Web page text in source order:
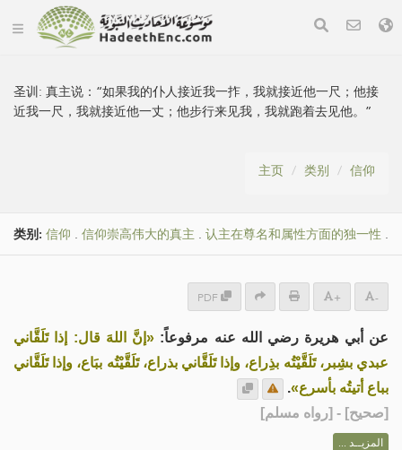
圣训:真主说：“如果我的仆人接近我一拃，我就接近他一尺；他接
近我一尺，我就接近他一丈；他步行来见我，我就跑着去见他。”
主页 类别 信仰
类别: 信仰 . 信仰崇高伟大的真主 . 认主在尊名和属性方面的独一性 .
PDF + -
عن أبي هريرة رضي الله عنه مرفوعاً: «إنَّ اللهَ قال: إذا تَلَقَّاني
عبدي بشِبر، تَلَقَّيْتُه بذِراع، وإذا تَلَقَّاني بذراع، تَلَقَّيْتُه ببَاع، وإذا تَلَقَّاني
بباع أتيتُه بأسرع».
[صحيح] - [رواه مسلم]
المزيــد ...